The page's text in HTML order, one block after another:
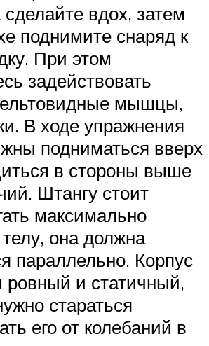
вдох, затем
поднимите снаряд к
При этом
задействовать
мышцы,
В ходе упражнения
подниматься вверх
в стороны выше
Штангу стоит
максимально
телу, она должна
параллельно. Корпус
ровный и статичный,
стараться
его от колебаний в